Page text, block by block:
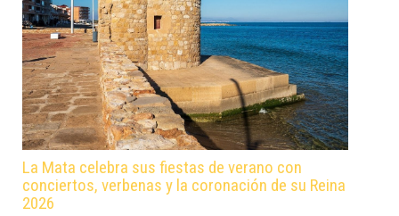
La Mata celebra sus fiestas de verano con
conciertos, verbenas y la coronación de su Reina
2026